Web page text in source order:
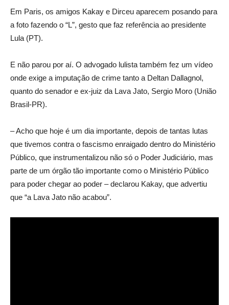
Em Paris, os amigos Kakay e Dirceu aparecem posando para
a foto fazendo o “L”, gesto que faz referência ao presidente
Lula (PT).
E não parou por aí. O advogado lulista também fez um vídeo
onde exige a imputação de crime tanto a Deltan Dallagnol,
quanto do senador e ex-juiz da Lava Jato, Sergio Moro (União
Brasil-PR).
– Acho que hoje é um dia importante, depois de tantas lutas
que tivemos contra o fascismo enraigado dentro do Ministério
Público, que instrumentalizou não só o Poder Judiciário, mas
parte de um órgão tão importante como o Ministério Público
para poder chegar ao poder – declarou Kakay, que advertiu
que “a Lava Jato não acabou”.